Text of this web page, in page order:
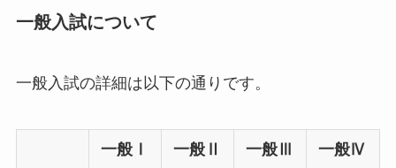
一般入試について
一般入試の詳細は以下の通りです。
一般Ⅰ 一般Ⅱ 一般Ⅲ 一般Ⅳ